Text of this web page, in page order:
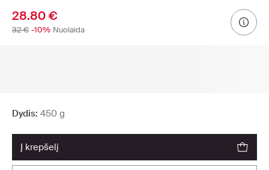
28.80 €
32 € -10% Nuolaida
Dydis: 450 g
į krepšelį